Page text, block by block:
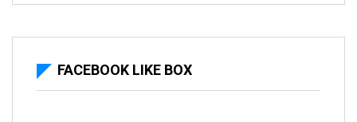
FACEBOOK LIKE BOX